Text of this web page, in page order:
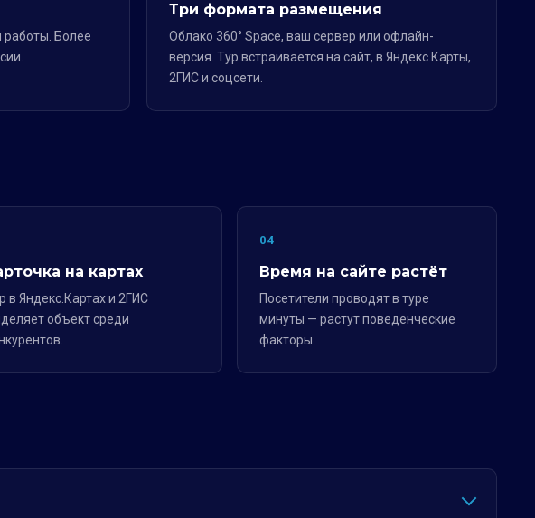
работы. Более
Три формата размещения
Облако 360° Space, ваш сервер или офлайн-
версия. Тур встраивается на сайт, в Яндекс.Карты,
2ГИС и соцсети.
на картах
в Яндекс.Картах и 2ГИС
объект среди
04
Время на сайте растёт
Посетители проводят в туре
минуты — растут поведенческие
факторы.